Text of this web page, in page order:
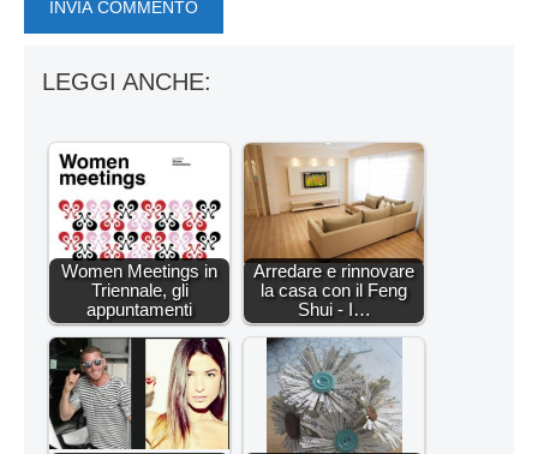
LEGGI ANCHE:
Women Meetings in
Triennale, gli
appuntamenti
Arredare e rinnovare
la casa con il Feng
Shui - I…